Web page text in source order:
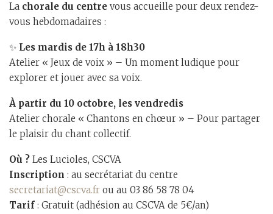
La chorale du centre vous accueille pour deux rendez-
vous hebdomadaires :
✨ Les mardis de 17h à 18h30
Atelier « Jeux de voix » – Un moment ludique pour
explorer et jouer avec sa voix.
À partir du 10 octobre, les vendredis
Atelier chorale « Chantons en chœur » – Pour partager
le plaisir du chant collectif.
Où ? Les Lucioles, CSCVA
Inscription : au secrétariat du centre
secretariat@cscva.fr ou au 03 86 58 78 04
Tarif : Gratuit (adhésion au CSCVA de 5€/an)